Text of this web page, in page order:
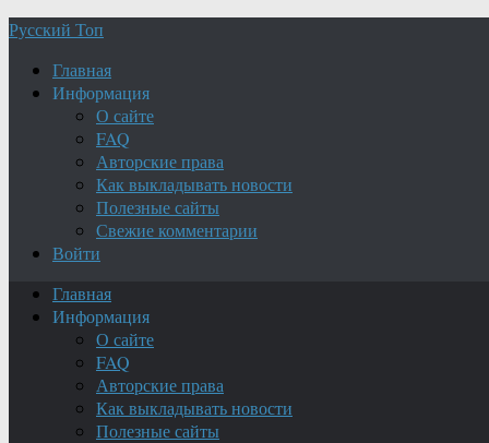
Русский Топ
Главная
Информация
О сайте
FAQ
Авторские права
Как выкладывать новости
Полезные сайты
Свежие комментарии
Войти
Главная
Информация
О сайте
FAQ
Авторские права
Как выкладывать новости
Полезные сайты